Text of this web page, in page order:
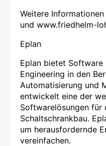
Weitere
und www.friedhelm-
Eplan
Eplan bietet Software
Engineering in den
Automatisierung und
entwickelt eine der
Softwarelösungen für
Schaltschrankbau.
um herausfordernde
vereinfachen.